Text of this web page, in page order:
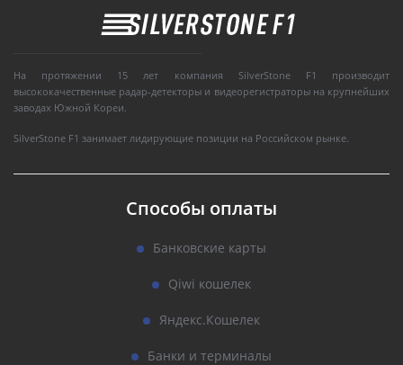
На протяжении 15 лет компания SilverStone F1 производит
высококачественные радар-детекторы и видеорегистраторы на крупнейших
заводах Южной Кореи.
SilverStone F1 занимает лидирующие позиции на Российском рынке.
Способы оплаты
Банковские карты
Qiwi кошелек
Яндекс.Кошелек
Банки и терминалы